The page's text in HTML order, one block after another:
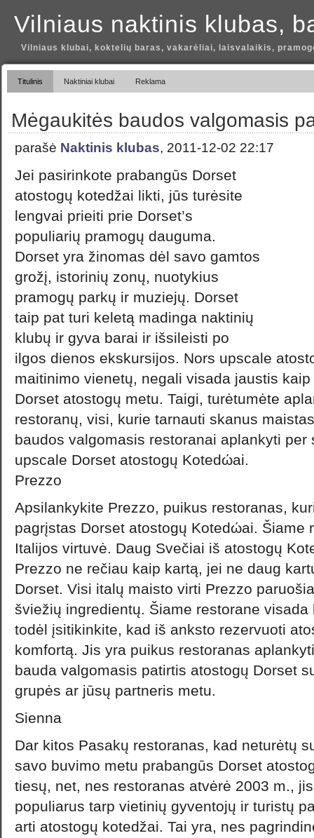
Vilniaus naktinis klubas,
Vilniaus klubai, koktelių baras, vakarėliai, laisvalaikis,
Titulinis Naktiniai klubai Reklama
Mėgaukitės baudos valgomasis
parašė Naktinis klubas, 2011-12-02 22:17
Jei pasirinkote prabangūs Dorset
atostogų kotedžai likti, jūs turėsite
lengvai prieiti prie Dorset’s
populiarių pramogų dauguma.
Dorset yra žinomas dėl savo gamtos
grožį, istorinių zonų, nuotykius
pramogų parkų ir muziejų. Dorset
taip pat turi keletą madinga naktinių
klubų ir gyva barai ir išsileisti po
ilgos dienos ekskursijos. Nors upscale
maitinimo vienetų, negali visada jaustis
Dorset atostogų metu. Taigi, turėtumėte
restoranų, visi, kurie tarnauti skanus
baudos valgomasis restoranai aplankyti per
upscale Dorset atostogų Kotedώai.
Prezzo
Apsilankykite Prezzo, puikus restoranas,
pagrįstas Dorset atostogų Kotedώai. Šiame
Italijos virtuvė. Daug Svečiai iš atostogų
Prezzo ne rečiau kaip kartą, jei ne daug
Dorset. Visi italų maisto virti Prezzo
šviežių ingredientų. Šiame restorane
todėl įsitikinkite, kad iš anksto rezervuoti
komfortą. Jis yra puikus restoranas
bauda valgomasis patirtis atostogų Dorset
grupės ar jūsų partneris metu.
Sienna
Dar kitos Pasakų restoranas, kad neturėtų
savo buvimo metu prabangūs Dorset
tiesų, net, nes restoranas atvėrė 2003 m.,
populiarus tarp vietinių gyventojų ir turistų
arti atostogų kotedžai. Tai yra, nes